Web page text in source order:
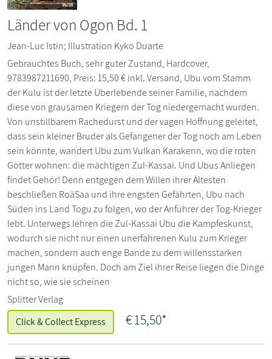
Länder von Ogon Bd. 1
Jean-Luc Istin; Illustration Kyko Duarte
Gebrauchtes Buch, sehr guter Zustand, Hardcover,
9783987211690, Preis: 15,50 € inkl. Versand, Ubu vom Stamm
der Kulu ist der letzte Überlebende seiner Familie, nachdem
diese von grausamen Kriegern der Tog niedergemacht wurden.
Von unstillbarem Rachedurst und der vagen Hoffnung geleitet,
dass sein kleiner Bruder als Gefangener der Tog noch am Leben
sein könnte, wandert Ubu zum Vulkan Karakenn, wo die roten
Götter wohnen: die mächtigen Zul-Kassai. Und Ubus Anliegen
findet Gehör! Denn entgegen dem Willen ihrer Ältesten
beschließen RoäSaa und ihre engsten Gefährten, Ubu nach
Süden ins Land Togu zu folgen, wo der Anführer der Tog-Krieger
lebt. Unterwegs lehren die Zul-Kassai Ubu die Kampfeskunst,
wodurch sie nicht nur einen unerfahrenen Kulu zum Krieger
machen, sondern auch enge Bande zu dem willensstarken
jungen Mann knüpfen. Doch am Ziel ihrer Reise liegen die Dinge
nicht so, wie sie scheinen
Splitter Verlag
Click & Collect Express
€15,50*